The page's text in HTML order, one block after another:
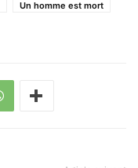
Un homme est mort